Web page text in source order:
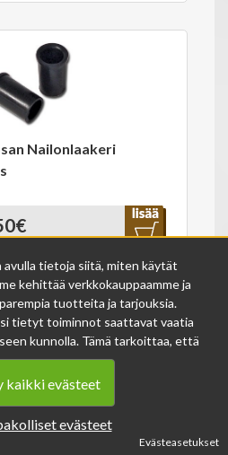
Nailonlaakeri
Varastossa
avulla tietoja siitä, miten käytät
kehittää verkkokauppaamme ja
tuotteita ja tarjouksia.
tietyt toiminnot saattavat vaatia
kunnolla. Tämä tarkoittaa, että
tiedot voivat kertyä,
käytön. Näitä tietoja
parantamiseen, eikä niistä
milloin tahansa sivun
kaikki evästeet
evästeet
Evästeasetukset